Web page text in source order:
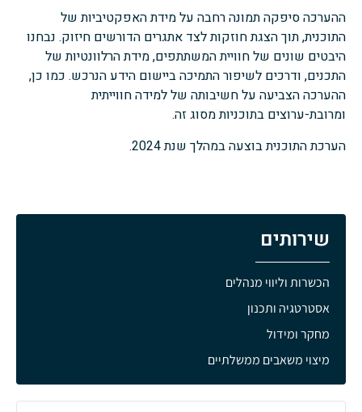
ההערכה סיפקה תמונה רחבה על מידת האפקטיביות של
התוכנית, תוך הצגת חוזקות לצד אתגרים הדורשים חיזוק. נבחנו
היבטים שונים של חוויית המשתתפים, מידת הרלוונטיות של
התכנים, ודרכים לשיפור התמיכה ביישום הידע הנרכש. כמו כן,
ההערכה הצביעה על חשיבותה של למידה חווייתית
ומרובת-ערוצים בתוכניות מסוג זה.
הערכת התוכנית בוצעה במהלך שנת 2024.
שירותים
הכשרות וליווי מנהלים
אסטרטגיה ותכנון
מחקר ומידול
מיצוי משאבים ממשלתיים